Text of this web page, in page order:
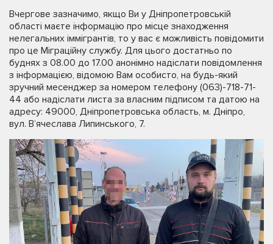
Вчергове зазначимо, якщо Ви у Дніпропетровській
області маєте інформацію про місце знаходження
нелегальних іммігрантів, то у вас є можливість повідомити
про це Міграційну службу. Для цього достатньо по
буднях з 08.00 до 17.00 анонімно надіслати повідомлення
з інформацією, відомою Вам особисто, на будь-який
зручний месенджер за номером телефону (063)-718-71-
44 або надіслати листа за власним підписом та датою на
адресу: 49000, Дніпропетровська область, м. Дніпро,
вул. В’ячеслава Липинського, 7.